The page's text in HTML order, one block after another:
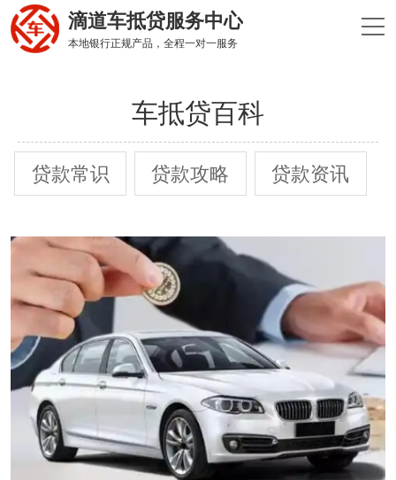
滴道车抵贷服务中心
本地银行正规产品，全程一对一服务
车抵贷百科
贷款常识 贷款攻略 贷款资讯